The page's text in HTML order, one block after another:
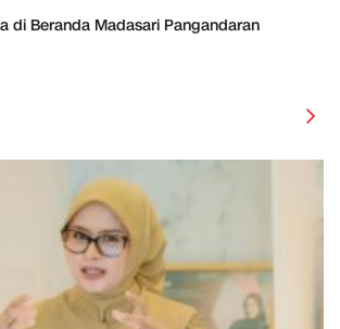
di Beranda Madasari Pangandaran